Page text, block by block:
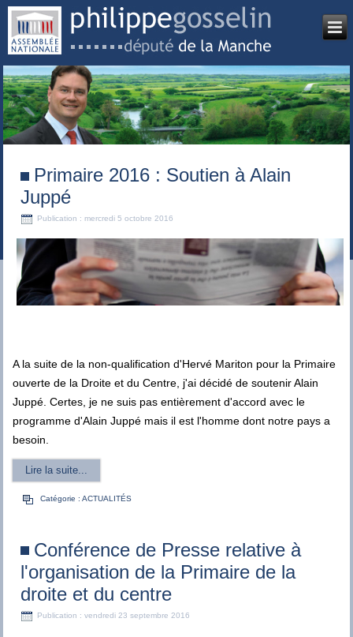
Primaire 2016 : Soutien à Alain
Juppé
Publication : mercredi 5 octobre 2016
A la suite de la non-qualification d'Hervé Mariton pour la Primaire
ouverte de la Droite et du Centre, j'ai décidé de soutenir Alain
Juppé. Certes, je ne suis pas entièrement d'accord avec le
programme d'Alain Juppé mais il est l'homme dont notre pays a
besoin.
Lire la suite...
Catégorie :ACTUALITÉS
Conférence de Presse relative à
l'organisation de la Primaire de la
droite et du centre
Publication : vendredi 23 septembre 2016